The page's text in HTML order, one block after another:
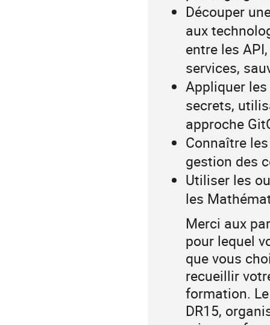
Découper
aux
entre les
services,
Appliquer
secrets,
approche
Connaître
gestion des
Utiliser les
les
Évaluation
à
chaud
Merci aux
pour lequel
que vous
recueillir
formation.
DR15,